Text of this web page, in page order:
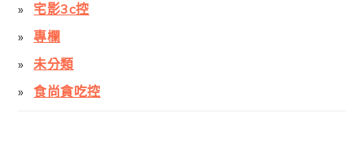
宅影3c控
專欄
未分類
食尚貪吃控